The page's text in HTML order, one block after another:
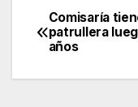
de
Comisaría
patrullera
años